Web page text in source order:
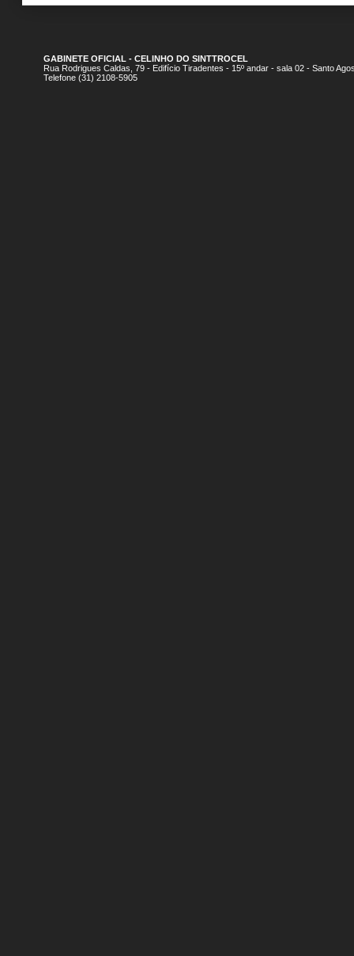
GABINETE OFICIAL - CELINHO DO SINTTROCEL
Rua Rodrigues Caldas, 79 - Edifício Tiradentes - 15º andar - sala 02 - Santo
Telefone (31) 2108-5905